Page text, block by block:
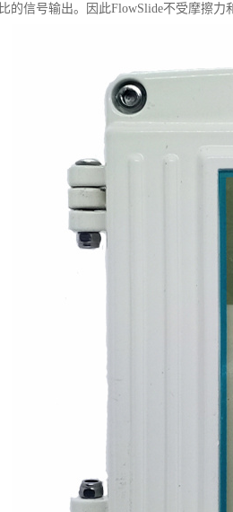
比的信号输出。因此FlowSlide不受摩擦力